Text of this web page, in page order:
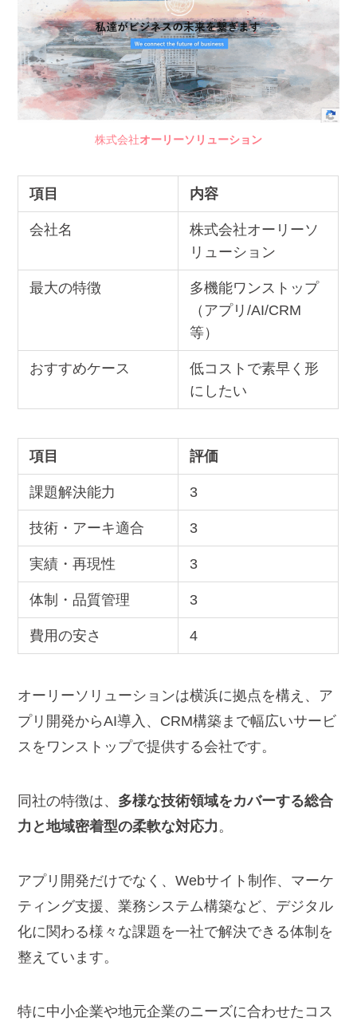
株式会社オーリーソリューション
項目 内容
会社名
株式会社オーリーソ
リューション
最大の特徴
多機能ワンストップ
（アプリ/AI/CRM
等）
おすすめケース
低コストで素早く形
にしたい
項目 評価
課題解決能力 3
技術・アーキ適合 3
実績・再現性 3
体制・品質管理 3
費用の安さ 4
オーリーソリューションは横浜に拠点を構え、ア
プリ開発からAI導入、CRM構築まで幅広いサービ
スをワンストップで提供する会社です。
同社の特徴は、 多様な技術領域をカバーする総合
力と地域密着型の柔軟な対応力 。
アプリ開発だけでなく、Webサイト制作、マーケ
ティング支援、業務システム構築など、デジタル
化に関わる様々な課題を一社で解決できる体制を
整えています。
特に中小企業や地元企業のニーズに合わせたコス